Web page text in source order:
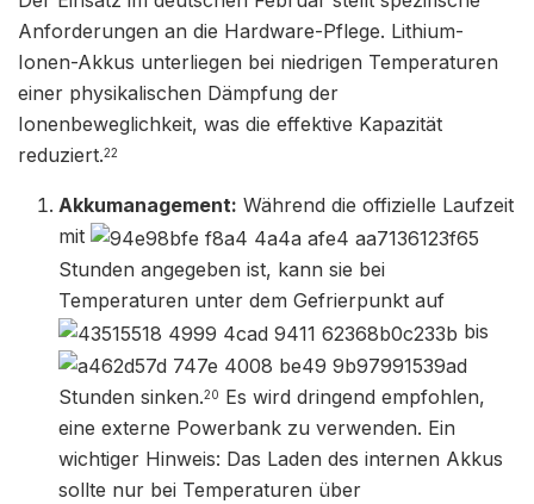
Anforderungen an die Hardware-Pflege. Lithium-
Ionen-Akkus unterliegen bei niedrigen Temperaturen
einer physikalischen Dämpfung der
Ionenbeweglichkeit, was die effektive Kapazität
reduziert.22
Akkumanagement: Während die offizielle Laufzeit
mit
Stunden angegeben ist, kann sie bei
Temperaturen unter dem Gefrierpunkt auf
bis
Stunden sinken.20 Es wird dringend empfohlen,
eine externe Powerbank zu verwenden. Ein
wichtiger Hinweis: Das Laden des internen Akkus
sollte nur bei Temperaturen über